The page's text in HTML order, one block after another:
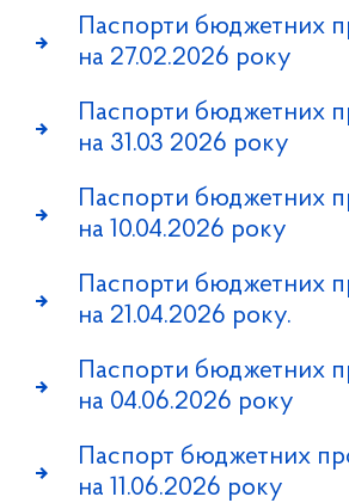
Паспорти бюджетних
на 27.02.2026 року
Паспорти бюджетних
на 31.03 2026 року
Паспорти бюджетних
на 10.04.2026 року
Паспорти бюджетних
на 21.04.2026 року.
Паспорти бюджетних
на 04.06.2026 року
Паспорт бюджетних
на 11.06.2026 року